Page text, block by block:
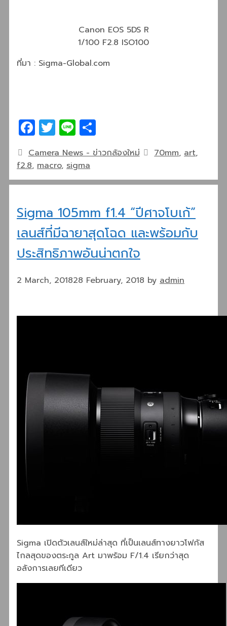
Canon EOS 5DS R
1/100 F2.8 ISO100
ที่มา : Sigma-Global.com
Facebook
Twitter
Line
Categories
Camera News - ข่าวกล้องใหม่ Tags
70mm,art,
f2.8, macro, sigma
Sigma 105mm f1.4 “ปีศาจโบเก้”
เลนส์ที่มีฉายาสุดโฉด และพร้อมกับ
ประสิทธิภาพอันน่าตกใจ
2 March, 201828 February, 2018 by admin
Sigma เปิดตัวเลนส์ใหม่ล่าสุด ที่เป็นเลนส์ทางยาวโฟกัส
ไกลสุดของตระกูล Art มาพร้อม F/1.4 เรียกว่าสุด
อลังการเลยทีเดียว